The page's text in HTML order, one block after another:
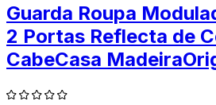
Guarda Roupa
2 Portas Reflecta de
CabeCasa